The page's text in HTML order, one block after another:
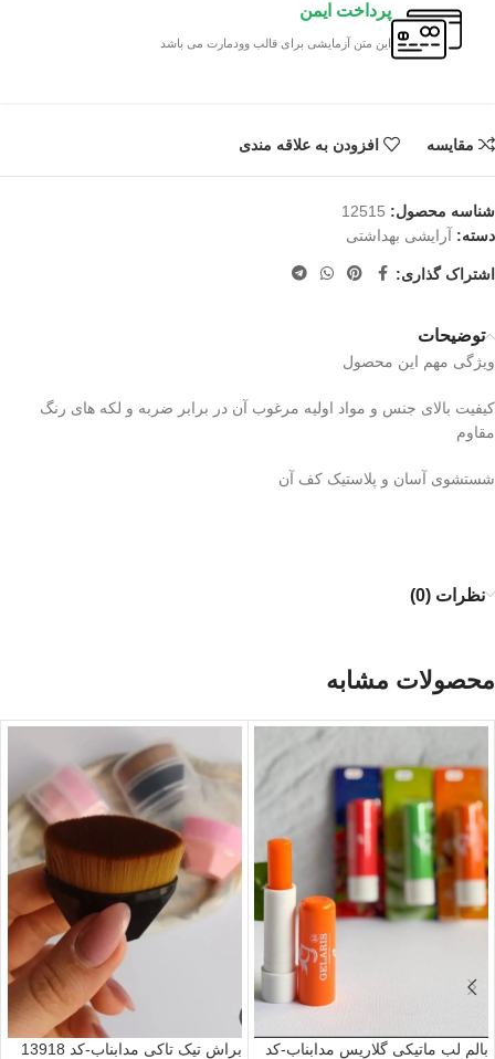
پرداخت ایمن
این متن آزمایشی برای قالب وودمارت می باشد
مقایسه افزودن به علاقه مندی
شناسه محصول: 12515
دسته: آرایشی بهداشتی
اشتراک گذاری:
توضیحات
ویژگی مهم این محصول
کیفیت بالای جنس و مواد اولیه مرغوب آن در برابر ضربه و لکه های رنگ
مقاوم
شستشوی آسان و پلاستیک کف آن
نظرات (0)
محصولات مشابه
بالم لب ماتیکی گلاریس مدابناب-کد
براش تیک تاکی مدابناب-کد 13918